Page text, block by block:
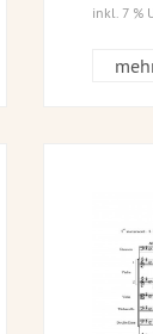
inkl. 7 %